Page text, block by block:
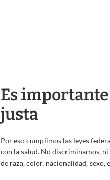
Es
justa
Por eso cumplimos las leyes
con la salud. No discriminamos,
de raza, color, nacionalidad, sexo,